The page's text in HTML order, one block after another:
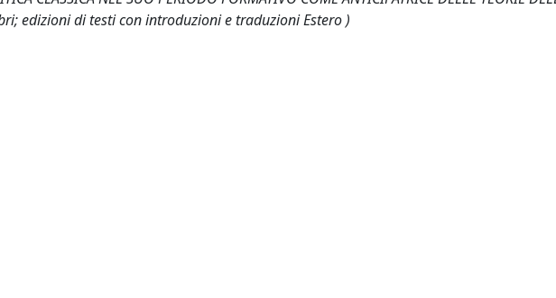
edizioni di testi con introduzioni e traduzioni Estero )